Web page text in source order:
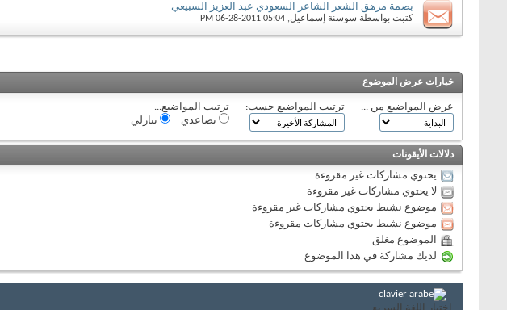
بصمة مرهق الشعر الشاعر السعودي عبد العزيز السبيعي
كتبت بواسطة سوسنة إسماعيل‏, 06-28-2011 05:04 PM
خيارات عرض الموضوع
عرض المواضيع من ... ترتيب المواضيع حسب:
ترتيب المواضيع...
تصاعدي
تنازلي
دلالات الأيقونات
يحتوي مشاركات غير مقروءة
لا يحتوي مشاركات غير مقروءة
موضوع نشيط يحتوي مشاركات غير مقروءة
موضوع نشيط يحتوي مشاركات مقروءة
الموضوع مغلق
لديك مشاركة في هذا الموضوع